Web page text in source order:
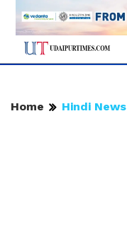
Home Hindi News